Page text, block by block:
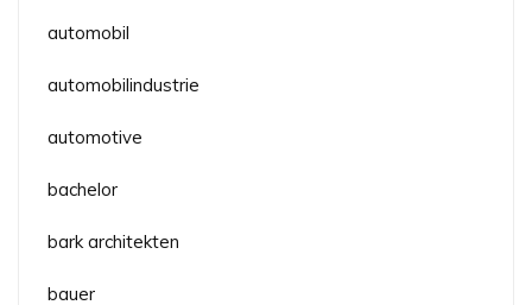
automobil
automobilindustrie
automotive
bachelor
bark architekten
bauer